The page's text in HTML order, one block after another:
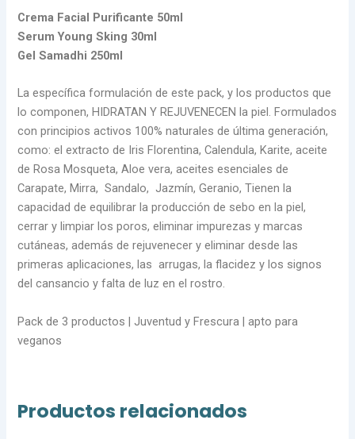
Crema Facial Purificante 50ml
Serum Young Sking 30ml
Gel Samadhi 250ml
La específica formulación de este pack, y los productos que
lo componen, HIDRATAN Y REJUVENECEN la piel. Formulados
con principios activos 100% naturales de última generación,
como: el extracto de Iris Florentina, Calendula, Karite, aceite
de Rosa Mosqueta, Aloe vera, aceites esenciales de
Carapate, Mirra, Sandalo, Jazmín, Geranio, Tienen la
capacidad de equilibrar la producción de sebo en la piel,
cerrar y limpiar los poros, eliminar impurezas y marcas
cutáneas, además de rejuvenecer y eliminar desde las
primeras aplicaciones, las arrugas, la flacidez y los signos
del cansancio y falta de luz en el rostro.
Pack de 3 productos | Juventud y Frescura | apto para
veganos
Productos relacionados